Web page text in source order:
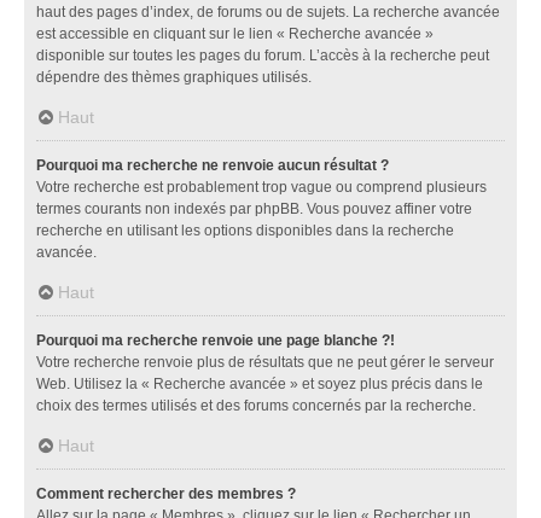
haut des pages d’index, de forums ou de sujets. La recherche avancée
est accessible en cliquant sur le lien « Recherche avancée »
disponible sur toutes les pages du forum. L’accès à la recherche peut
dépendre des thèmes graphiques utilisés.
Haut
Pourquoi ma recherche ne renvoie aucun résultat ?
Votre recherche est probablement trop vague ou comprend plusieurs
termes courants non indexés par phpBB. Vous pouvez affiner votre
recherche en utilisant les options disponibles dans la recherche
avancée.
Haut
Pourquoi ma recherche renvoie une page blanche ?!
Votre recherche renvoie plus de résultats que ne peut gérer le serveur
Web. Utilisez la « Recherche avancée » et soyez plus précis dans le
choix des termes utilisés et des forums concernés par la recherche.
Haut
Comment rechercher des membres ?